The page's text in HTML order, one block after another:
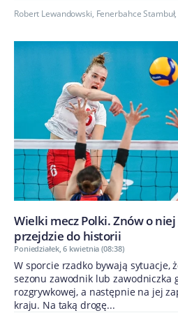
Robert Lewandowski, Fenerbahce Stambuł,
Wielki mecz Polki. Znów o
przejdzie do historii
Poniedziałek, 6 kwietnia (08:38)
W sporcie rzadko bywają sytuacje,
sezonu zawodnik lub zawodniczka
rozgrywkowej, a następnie na jej
kraju. Na taką drogę...